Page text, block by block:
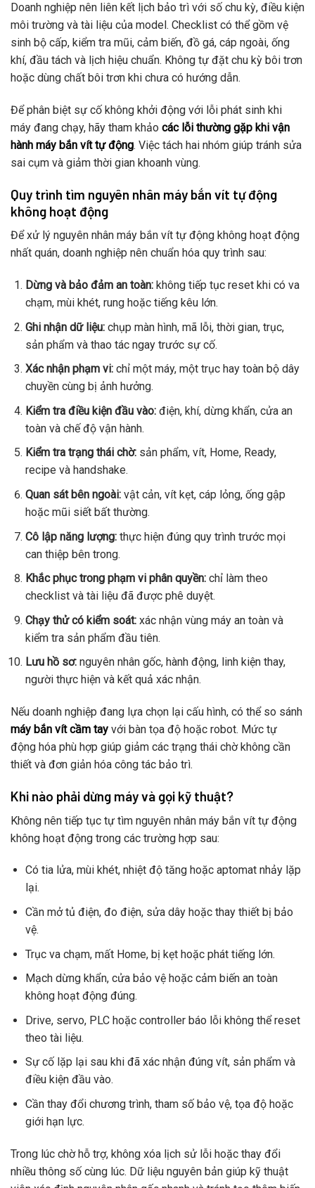
Doanh nghiệp nên liên kết lịch bảo trì với số chu kỳ, điều kiện
môi trường và tài liệu của model. Checklist có thể gồm vệ
sinh bộ cấp, kiểm tra mũi, cảm biến, đồ gá, cáp ngoài, ống
khí, đầu tách và lịch hiệu chuẩn. Không tự đặt chu kỳ bôi trơn
hoặc dùng chất bôi trơn khi chưa có hướng dẫn.
Để phân biệt sự cố không khởi động với lỗi phát sinh khi
máy đang chạy, hãy tham khảo các lỗi thường gặp khi vận
hành máy bắn vít tự động. Việc tách hai nhóm giúp tránh sửa
sai cụm và giảm thời gian khoanh vùng.
Quy trình tìm nguyên nhân máy bắn vít tự động
không hoạt động
Để xử lý nguyên nhân máy bắn vít tự động không hoạt động
nhất quán, doanh nghiệp nên chuẩn hóa quy trình sau:
Dừng và bảo đảm an toàn:không tiếp tục reset khi có va
chạm, mùi khét, rung hoặc tiếng kêu lớn.
Ghi nhận dữ liệu:chụp màn hình, mã lỗi, thời gian, trục,
sản phẩm và thao tác ngay trước sự cố.
Xác nhận phạm vi:chỉ một máy, một trục hay toàn bộ dây
chuyền cùng bị ảnh hưởng.
Kiểm tra điều kiện đầu vào:điện, khí, dừng khẩn, cửa an
toàn và chế độ vận hành.
Kiểm tra trạng thái chờ:sản phẩm, vít, Home, Ready,
recipe và handshake.
Quan sát bên ngoài:vật cản, vít kẹt, cáp lỏng, ống gập
hoặc mũi siết bất thường.
Cô lập năng lượng:thực hiện đúng quy trình trước mọi
can thiệp bên trong.
Khắc phục trong phạm vi phân quyền:chỉ làm theo
checklist và tài liệu đã được phê duyệt.
Chạy thử có kiểm soát:xác nhận vùng máy an toàn và
kiểm tra sản phẩm đầu tiên.
Lưu hồ sơ:nguyên nhân gốc, hành động, linh kiện thay,
người thực hiện và kết quả xác nhận.
Nếu doanh nghiệp đang lựa chọn lại cấu hình, có thể so sánh
máy bắn vít cầm tay với bàn tọa độ hoặc robot. Mức tự
động hóa phù hợp giúp giảm các trạng thái chờ không cần
thiết và đơn giản hóa công tác bảo trì.
Khi nào phải dừng máy và gọi kỹ thuật?
Không nên tiếp tục tự tìm nguyên nhân máy bắn vít tự động
không hoạt động trong các trường hợp sau:
Có tia lửa, mùi khét, nhiệt độ tăng hoặc aptomat nhảy lặp
lại.
Cần mở tủ điện, đo điện, sửa dây hoặc thay thiết bị bảo
vệ.
Trục va chạm, mất Home, bị kẹt hoặc phát tiếng lớn.
Mạch dừng khẩn, cửa bảo vệ hoặc cảm biến an toàn
không hoạt động đúng.
Drive, servo, PLC hoặc controller báo lỗi không thể reset
theo tài liệu.
Sự cố lặp lại sau khi đã xác nhận đúng vít, sản phẩm và
điều kiện đầu vào.
Cần thay đổi chương trình, tham số bảo vệ, tọa độ hoặc
giới hạn lực.
Trong lúc chờ hỗ trợ, không xóa lịch sử lỗi hoặc thay đổi
nhiều thông số cùng lúc. Dữ liệu nguyên bản giúp kỹ thuật